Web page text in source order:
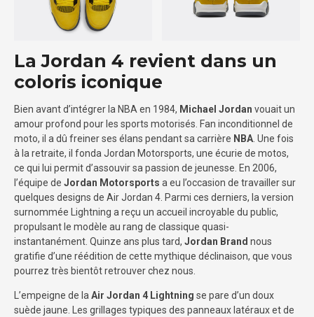
La Jordan 4 revient dans un
coloris iconique
Bien avant d’intégrer la NBA en 1984, Michael Jordan vouait un
amour profond pour les sports motorisés. Fan inconditionnel de
moto, il a dû freiner ses élans pendant sa carrière NBA. Une fois
à la retraite, il fonda Jordan Motorsports, une écurie de motos,
ce qui lui permit d’assouvir sa passion de jeunesse. En 2006,
l’équipe de Jordan Motorsports a eu l’occasion de travailler sur
quelques designs de Air Jordan 4. Parmi ces derniers, la version
surnommée Lightning a reçu un accueil incroyable du public,
propulsant le modèle au rang de classique quasi-
instantanément. Quinze ans plus tard, Jordan Brand nous
gratifie d’une réédition de cette mythique déclinaison, que vous
pourrez très bientôt retrouver chez nous.
L’empeigne de laAir Jordan 4 Lightning se pare d’un doux
suède jaune. Les grillages typiques des panneaux latéraux et de